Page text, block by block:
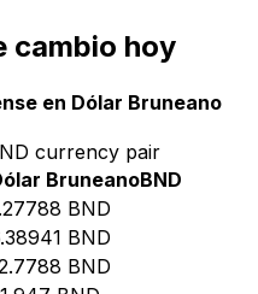
cambio hoy
en Dólar Bruneano
currency pair
BruneanoBND
BND
BND
BND